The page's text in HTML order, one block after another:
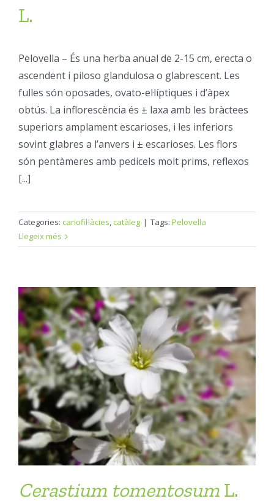
L.
Pelovella – És una herba anual de 2-15 cm, erecta o
ascendent i piloso glandulosa o glabrescent. Les
fulles són oposades, ovato-el·líptiques i d’àpex
obtús. La inflorescència és ± laxa amb les bràctees
superiors amplament escarioses, i les inferiors
sovint glabres a l’anvers i ± escarioses. Les flors
són pentàmeres amb pedicels molt prims, reflexos
[...]
Categories: cariofil·làcies, catàleg | Tags: Pelovella
Llegeix més
Cerastium tomentosum L.